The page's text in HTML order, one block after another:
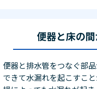
便器と床の
便器と排水管をつなぐ部
できて水漏れを起こすこ